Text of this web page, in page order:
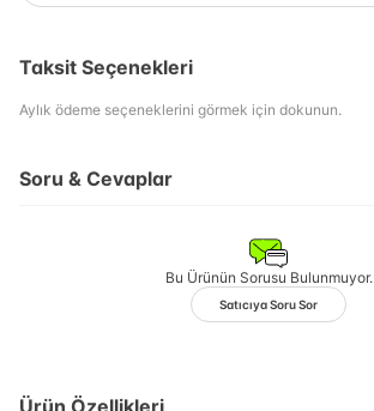
Taksit Seçenekleri
Aylık ödeme seçeneklerini görmek için dokunun.
Soru & Cevaplar
Bu Ürünün Sorusu Bulunmuyor.
Satıcıya Soru Sor
Ürün Özellikleri